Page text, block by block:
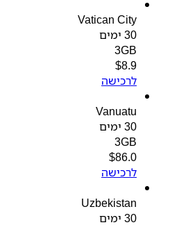
Vatican City
3GB
$
לרכישה
Vanuatu
3GB
$86.0
לרכישה
Uzbekistan